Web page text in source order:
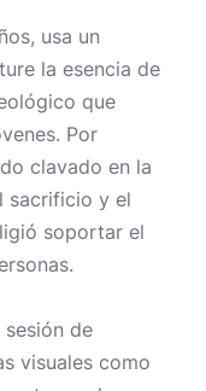
usa un
la esencia de
que
Por
clavado en la
sacrificio y el
soportar el
sesión de
visuales como